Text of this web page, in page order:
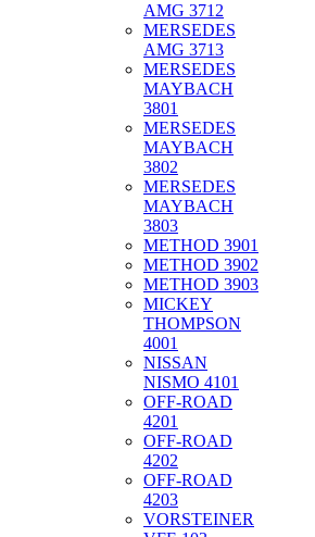
AMG 3712
MERSEDES
AMG 3713
MERSEDES
MAYBACH
3801
MERSEDES
MAYBACH
3802
MERSEDES
MAYBACH
3803
METHOD 3901
METHOD 3902
METHOD 3903
MICKEY
THOMPSON
4001
NISSAN
NISMO 4101
OFF-ROAD
4201
OFF-ROAD
4202
OFF-ROAD
4203
VORSTEINER